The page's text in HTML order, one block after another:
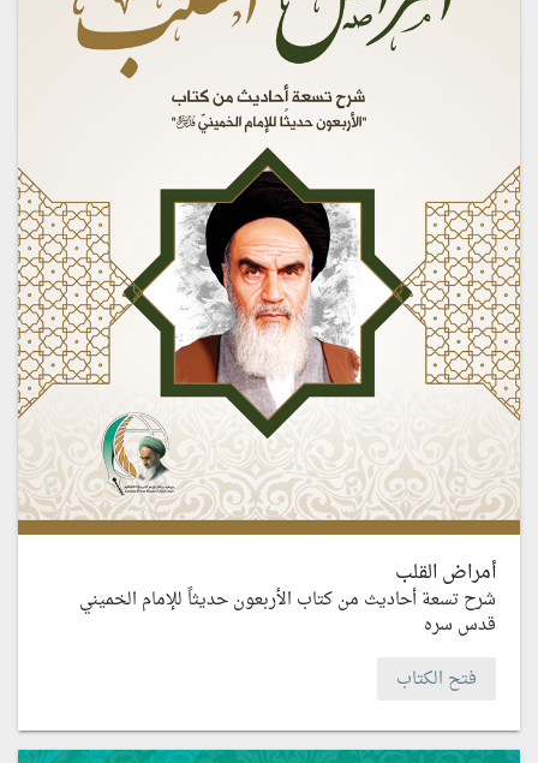
أمراض القلب
شرح تسعة أحاديث من كتاب الأربعون حديثاً للإمام الخميني
قدس سره
فتح الكتاب